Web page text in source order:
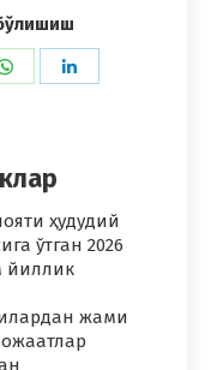
Share
ҳудудий
ўтган 2026
йиллик
жами